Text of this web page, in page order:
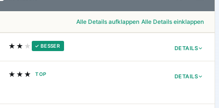
Alle Details aufklappen Alle Details einklappen
DETAILS
★★ ★ ✓ BESSER
DETAILS
★★★ TOP